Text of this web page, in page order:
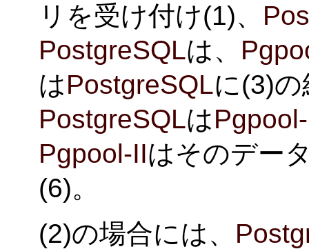
リを受け付け(1)、
PostgreSQLは、
はPostgreSQLに(3)
PostgreSQLは
Pgpool-IIはそのデー
(6)。
(2)の場合には、